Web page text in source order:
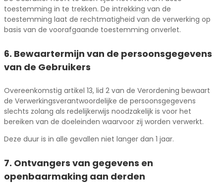
toestemming in te trekken. De intrekking van de
toestemming laat de rechtmatigheid van de verwerking op
basis van de voorafgaande toestemming onverlet.
6. Bewaartermijn van de persoonsgegevens
van de Gebruikers
Overeenkomstig artikel 13, lid 2 van de Verordening bewaart
de Verwerkingsverantwoordelijke de persoonsgegevens
slechts zolang als redelijkerwijs noodzakelijk is voor het
bereiken van de doeleinden waarvoor zij worden verwerkt.
Deze duur is in alle gevallen niet langer dan 1 jaar.
7. Ontvangers van gegevens en
openbaarmaking aan derden